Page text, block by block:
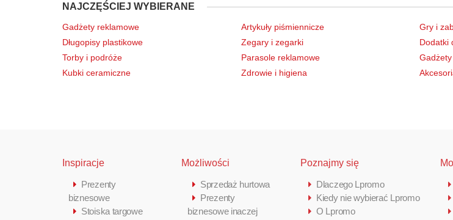
NAJCZĘŚCIEJ WYBIERANE
Gadżety reklamowe
Długopisy plastikowe
Torby i podróże
Kubki ceramiczne
Artykuły piśmiennicze
Zegary i zegarki
Parasole reklamowe
Zdrowie i higiena
Gry i
Dodatki
Inspiracje
Prezenty
biznesowe
Stoiska targowe
Możliwości
Sprzedaż hurtowa
Prezenty
biznesowe inaczej
Poznajmy się
Dlaczego Lpromo
Kiedy nie wybierać Lpromo
O Lpromo